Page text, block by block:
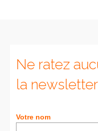
Ne ratez
la
Votre nom